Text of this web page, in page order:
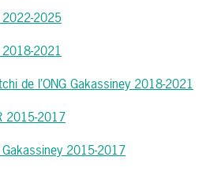
2025
2021
de l’ONG Gakassiney 2018-2021
2015-2017
Gakassiney 2015-2017